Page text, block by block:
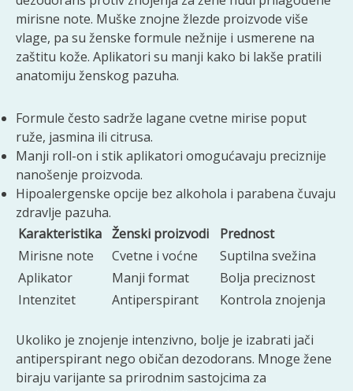
mirisne note. Muške znojne žlezde proizvode više
vlage, pa su ženske formule nežnije i usmerene na
zaštitu kože. Aplikatori su manji kako bi lakše pratili
anatomiju ženskog pazuha.
Formule često sadrže lagane cvetne mirise poput
ruže, jasmina ili citrusa.
Manji roll-on i stik aplikatori omogućavaju preciznije
nanošenje proizvoda.
Hipoalergenske opcije bez alkohola i parabena čuvaju
zdravlje pazuha.
Karakteristika Ženski proizvodi
Prednost
Mirisne note
Cvetne i voćne
Suptilna svežina
Aplikator
Manji format
Bolja preciznost
Intenzitet
Antiperspirant Kontrola znojenja
Ukoliko je znojenje intenzivno, bolje je izabrati jači
antiperspirant nego običan dezodorans. Mnoge žene
biraju varijante sa prirodnim sastojcima za